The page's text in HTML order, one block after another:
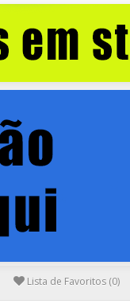
Lista de Favoritos (0)